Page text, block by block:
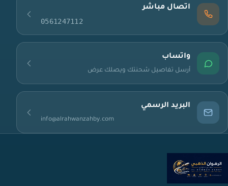
اتصال مباشر
0561247112
واتساب
أرسل تفاصيل شحنتك ويصلك عرض
البريد الرسمي
info@alrahwanzahby.com